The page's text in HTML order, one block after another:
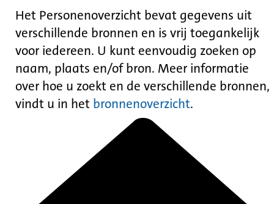
Het Personenoverzicht bevat gegevens uit
verschillende bronnen en is vrij toegankelijk
voor iedereen. U kunt eenvoudig zoeken op
naam, plaats en/of bron. Meer informatie
over hoe u zoekt en de verschillende bronnen,
vindt u in het bronnenoverzicht.